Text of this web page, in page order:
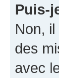
Puis-
Non,
des
avec